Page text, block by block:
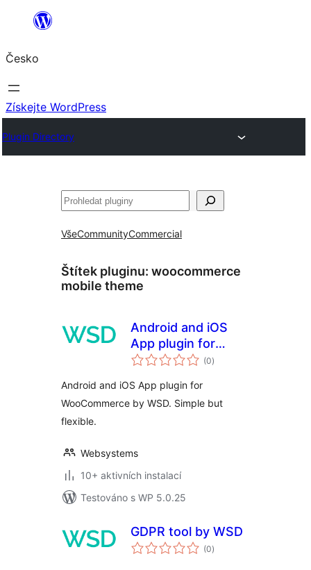
Přeskočit
obsah
Česko
Získejte WordPress
Plugin Directory
Hledat
VšeCommunityCommercial
Štítek pluginu: woocommerce
mobile theme
Android and iOS
App plugin for
WooCommerce by
(0celkové
hodnocení
)
Android and iOS App plugin for
WooCommerce by WSD. Simple but
flexible.
Websystems
10+ aktivních instalací
Testováno s WP 5.0.25
GDPR tool by WSD
(0celkové
hodnocení
)